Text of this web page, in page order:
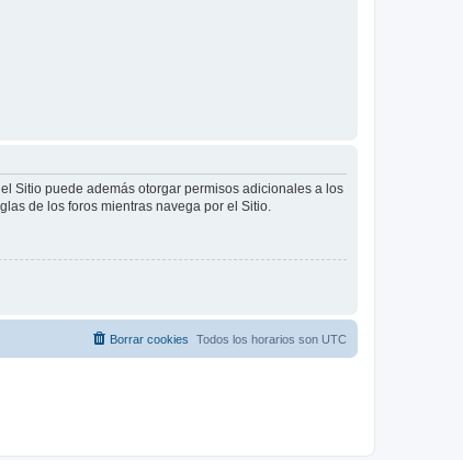
Sitio puede además otorgar permisos adicionales a los
de los foros mientras navega por el Sitio.
Todos los horarios son UTC
Borrar cookies